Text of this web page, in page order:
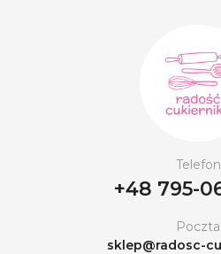
Telefon
+48 795-
Poczta
sklep@radosc-